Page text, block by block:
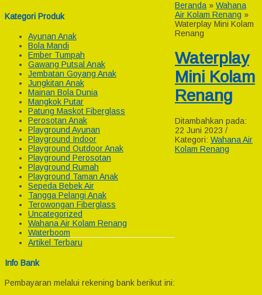
Kategori Produk
Ayunan Anak
Bola Mandi
Ember Tumpah
Gawang Putsal Anak
Jembatan Goyang Anak
Jungkitan Anak
Mainan Bola Dunia
Mangkok Putar
Patung Maskot Fiberglass
Perosotan Anak
Playground Ayunan
Playground Indoor
Playground Outdoor Anak
Playground Perosotan
Playground Rumah
Playground Taman Anak
Sepeda Bebek Air
Tangga Pelangi Anak
Terowongan Fiberglass
Uncategorized
Wahana Air Kolam Renang
Waterboom
Artikel Terbaru
Info Bank
Pembayaran melalui rekening bank berikut ini:
Beranda » Wahana
Air Kolam Renang »
Waterplay Mini Kolam
Renang
Waterplay
Mini Kolam
Renang
Ditambahkan pada:
22 Juni 2023 /
Kategori: Wahana Air
Kolam Renang